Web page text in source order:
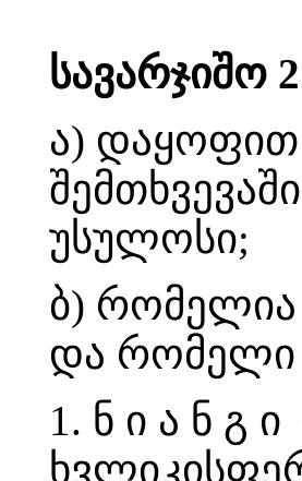
სავარჯიშო 2
ა) დაყოფით
უსულოსი;
ბ) რომელია
და რომელი
1. ნ ი ა ნ გ